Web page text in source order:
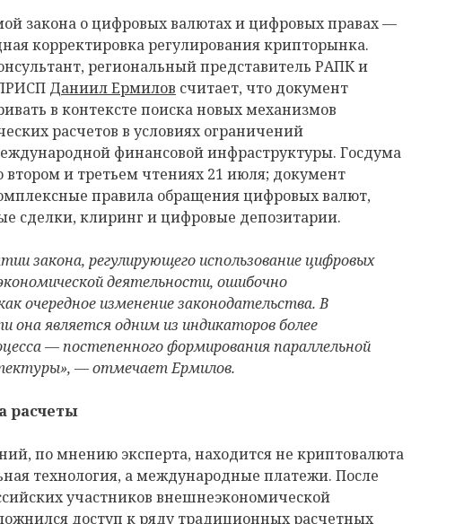
закона о цифровых валютах и цифровых правах —
корректировка регулирования крипторынка.
региональный представитель РАПК и
Даниил Ермилов считает, что документ
в контексте поиска новых механизмов
расчетов в условиях ограничений
финансовой инфраструктуры. Госдума
втором и третьем чтениях 21 июля; документ
правила обращения цифровых валют,
сделки, клиринг и цифровые депозитарии.
закона, регулирующего использование цифровых
деятельности, ошибочно
очередное изменение законодательства. В
она является одним из индикаторов более
— постепенного формирования параллельной
— отмечает Ермилов.
расчеты
по мнению эксперта, находится не криптовалюта
технология, а международные платежи. После
участников внешнеэкономической
доступ к ряду традиционных расчетных